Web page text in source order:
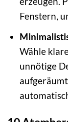
Fenstern,
Wähle
unnötige